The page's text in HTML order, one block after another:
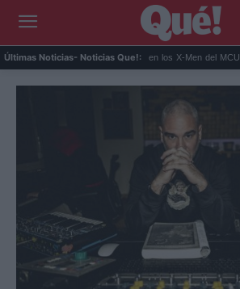
Últimas Noticias- Noticias Que!:
Kit Connor será Cíclope en los X-Men del MCU y Hea...